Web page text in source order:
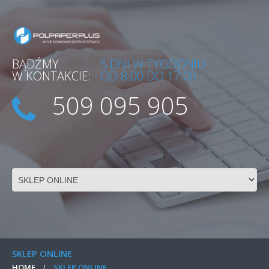
BĄDŹMY
W KONTAKCIE:
5 DNI W TYGODNIU
OD 8:00 DO 17:00
509 095 905
SKLEP ONLINE